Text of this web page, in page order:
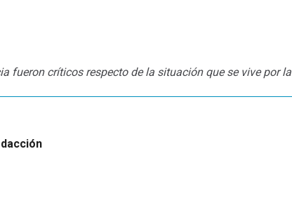
fueron críticos respecto de la situación que se vive por la